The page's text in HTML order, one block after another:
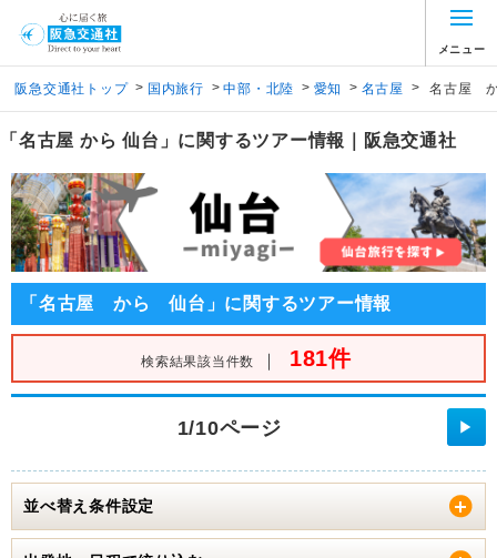
メニュー
阪急交通社トップ > 国内旅行 > 中部・北陸 > 愛知 > 名古屋 > 名古屋
「名古屋 から 仙台」に関するツアー情報｜阪急交通社
「名古屋 から 仙台」に関するツアー情報
検索結果該当件数 ｜ 181件
1/10ページ ▶
並べ替え条件設定